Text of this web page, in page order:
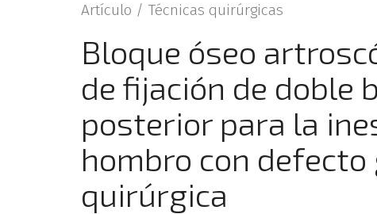
Artículo / Técnicas quirúrgicas
Bloque óseo
de fijación de doble
posterior para la
hombro con defecto
quirúrgica